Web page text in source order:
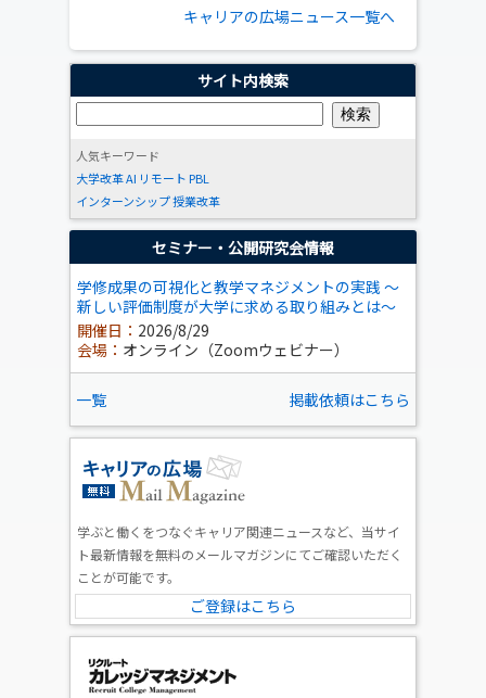
キャリアの広場ニュース一覧へ
サイト内検索
人気キーワード
大学改革AI リモート PBL
インターンシップ授業改革
セミナー・公開研究会情報
学修成果の可視化と教学マネジメントの実践 ～
新しい評価制度が大学に求める取り組みとは～
開催日： 2026/8/29
会場： オンライン（Zoomウェビナー）
一覧 掲載依頼はこちら
学ぶと働くをつなぐキャリア関連ニュースなど、当サイ
ト最新情報を無料のメールマガジンにてご確認いただく
ことが可能です。
ご登録はこちら